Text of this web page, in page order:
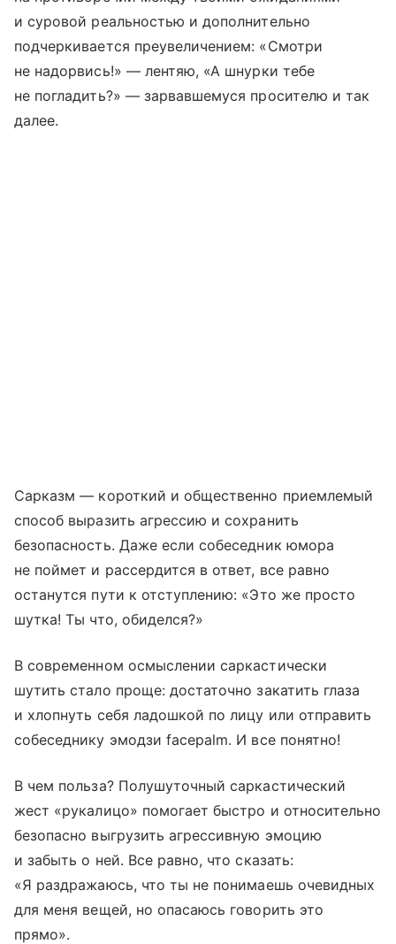
и суровой реальностью и дополнительно
подчеркивается преувеличением: «Смотри
не надорвись!» — лентяю, «А шнурки тебе
не погладить?» — зарвавшемуся просителю и так
далее.
Сарказм — короткий и общественно приемлемый
способ выразить агрессию и сохранить
безопасность. Даже если собеседник юмора
не поймет и рассердится в ответ, все равно
останутся пути к отступлению: «Это же просто
шутка! Ты что, обиделся?»
В современном осмыслении саркастически
шутить стало проще: достаточно закатить глаза
и хлопнуть себя ладошкой по лицу или отправить
собеседнику эмодзи facepalm. И все понятно!
В чем польза? Полушуточный саркастический
жест «рукалицо» помогает быстро и относительно
безопасно выгрузить агрессивную эмоцию
и забыть о ней. Все равно, что сказать:
«Я раздражаюсь, что ты не понимаешь очевидных
для меня вещей, но опасаюсь говорить это
прямо».